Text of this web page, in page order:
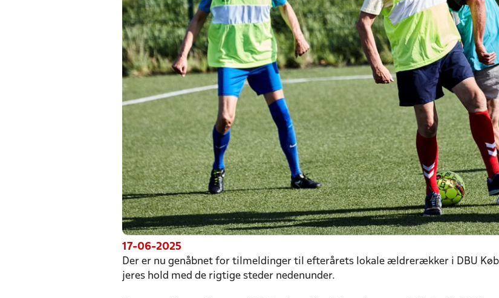
17-06-2025
Der er nu genåbnet for tilmeldinger til efterårets lokale ældrerækker i DBU
jeres hold med de rigtige steder nedenunder.